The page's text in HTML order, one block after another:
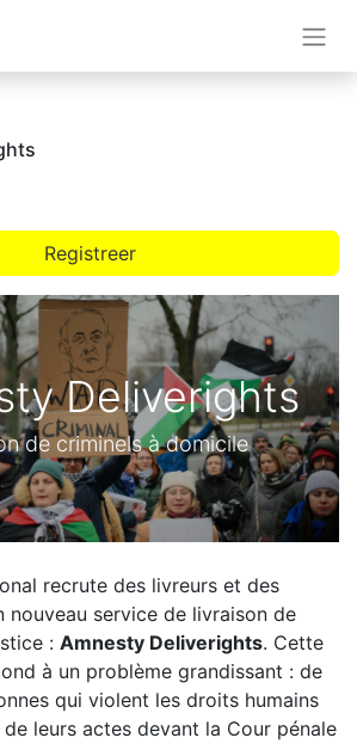
Registreer
Deliverights
de criminels à domicile
recrute des livreurs et des
nouveau service de livraison de
: Amnesty Deliverights. Cette
à un problème grandissant : de
qui violent les droits humains
leurs actes devant la Cour pénale